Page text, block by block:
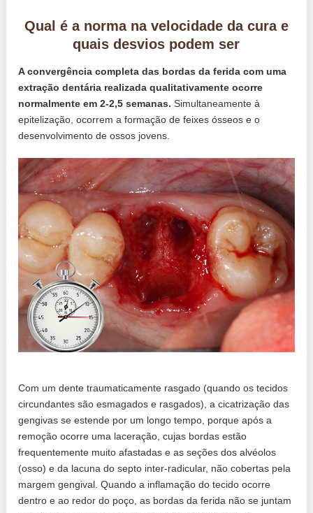
Qual é a norma na velocidade da cura e
quais desvios podem ser
A convergência completa das bordas da ferida com uma
extração dentária realizada qualitativamente ocorre
normalmente em 2-2,5 semanas. Simultaneamente à
epitelização, ocorrem a formação de feixes ósseos e o
desenvolvimento de ossos jovens.
Com um dente traumaticamente rasgado (quando os tecidos
circundantes são esmagados e rasgados), a cicatrização das
gengivas se estende por um longo tempo, porque após a
remoção ocorre uma laceração, cujas bordas estão
frequentemente muito afastadas e as seções dos alvéolos
(osso) e da lacuna do septo inter-radicular, não cobertas pela
margem gengival. Quando a inflamação do tecido ocorre
dentro e ao redor do poço, as bordas da ferida não se juntam